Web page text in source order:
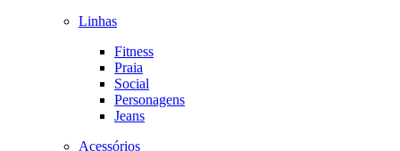
Linhas
Fitness
Praia
Social
Personagens
Jeans
Acessórios